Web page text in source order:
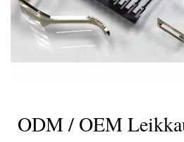
ODM / OEM